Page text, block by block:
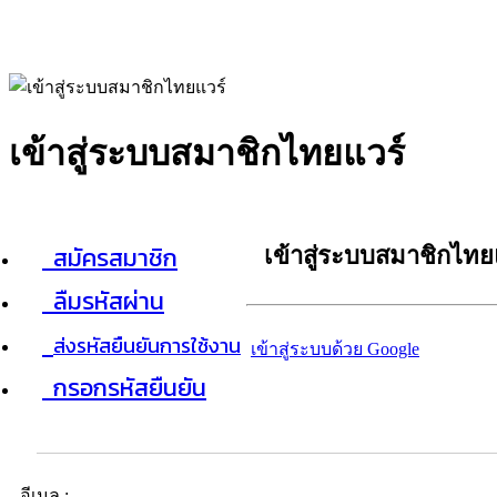
เข้าสู่ระบบสมาชิกไทยแวร์
สมัครสมาชิก
ลืมรหัสผ่าน
ส่งรหัสยืนยันการใช้งาน
กรอกรหัสยืนยัน
เข้าสู่ระบบสมาชิกไท
เข้าสู่ระบบด้วย Google